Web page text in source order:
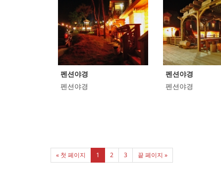
펜션야경
펜션야경
펜션야경
펜션야경
« 첫 페이지 1 2 3 끝 페이지 »